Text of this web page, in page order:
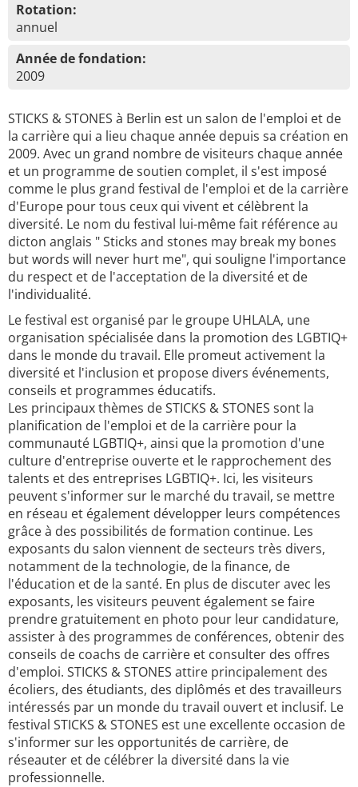
Rotation:
annuel
Année de fondation:
2009
STICKS & STONES à Berlin est un salon de l'emploi et de
la carrière qui a lieu chaque année depuis sa création en
2009. Avec un grand nombre de visiteurs chaque année
et un programme de soutien complet, il s'est imposé
comme le plus grand festival de l'emploi et de la carrière
d'Europe pour tous ceux qui vivent et célèbrent la
diversité. Le nom du festival lui-même fait référence au
dicton anglais " Sticks and stones may break my bones
but words will never hurt me", qui souligne l'importance
du respect et de l'acceptation de la diversité et de
l'individualité.
Le festival est organisé par le groupe UHLALA, une
organisation spécialisée dans la promotion des LGBTIQ+
dans le monde du travail. Elle promeut activement la
diversité et l'inclusion et propose divers événements,
conseils et programmes éducatifs.
Les principaux thèmes de STICKS & STONES sont la
planification de l'emploi et de la carrière pour la
communauté LGBTIQ+, ainsi que la promotion d'une
culture d'entreprise ouverte et le rapprochement des
talents et des entreprises LGBTIQ+. Ici, les visiteurs
peuvent s'informer sur le marché du travail, se mettre
en réseau et également développer leurs compétences
grâce à des possibilités de formation continue. Les
exposants du salon viennent de secteurs très divers,
notamment de la technologie, de la finance, de
l'éducation et de la santé. En plus de discuter avec les
exposants, les visiteurs peuvent également se faire
prendre gratuitement en photo pour leur candidature,
assister à des programmes de conférences, obtenir des
conseils de coachs de carrière et consulter des offres
d'emploi. STICKS & STONES attire principalement des
écoliers, des étudiants, des diplômés et des travailleurs
intéressés par un monde du travail ouvert et inclusif. Le
festival STICKS & STONES est une excellente occasion de
s'informer sur les opportunités de carrière, de
réseauter et de célébrer la diversité dans la vie
professionnelle.